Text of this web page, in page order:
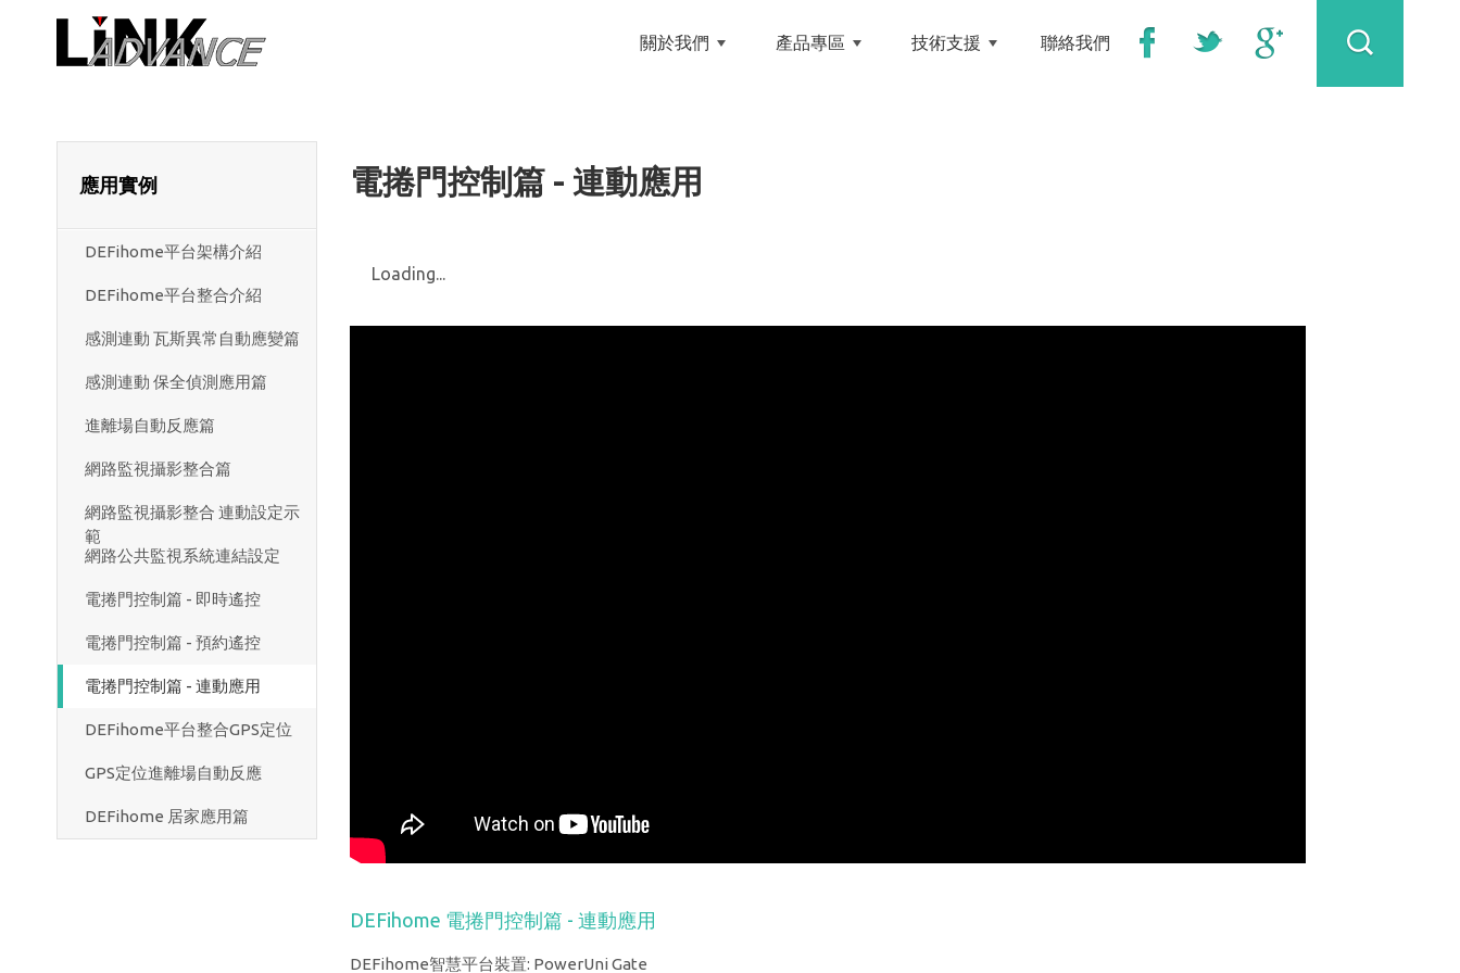
LiNK ADVANCE 和英創技關於我們 產品專區 技術支援 聯絡我們
應用實例
DEFihome平台架構介紹
DEFihome平台整合介紹
感測連動 瓦斯異常自動應變篇
感測連動 保全偵測應用篇
進離場自動反應篇
網路監視攝影整合篇
網路監視攝影整合 連動設定示
範
網路公共監視系統連結設定
電捲門控制篇 - 即時遙控
電捲門控制篇 - 預約遙控
電捲門控制篇 - 連動應用
DEFihome平台整合GPS定位
GPS定位進離場自動反應
DEFihome 居家應用篇
電捲門控制篇 - 連動應用
Loading...
DEFihome 電捲門控制篇 - 連動應用
DEFihome智慧平台裝置: PowerUni Gate